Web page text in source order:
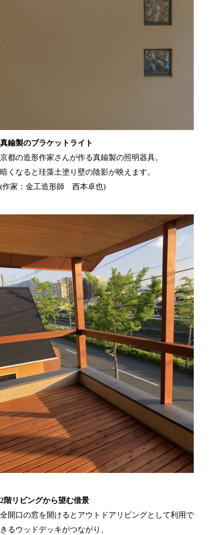
真鍮製のブラケットライト
京都の造形作家さんが作る真鍮製の照明器具。
暗くなると珪藻土塗り壁の陰影が映えます。
(作家：金工造形師 西本卓也)
2階リビングから望む借景
全開口の窓を開けるとアウトドアリビングとして利用で
きるウッドデッキがつながり、